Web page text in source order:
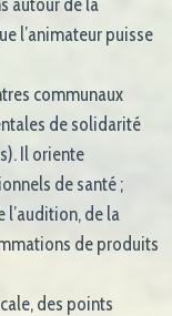
l’animateur puisse
communaux
de solidarité
Il oriente
de santé ;
de la
de produits
des points